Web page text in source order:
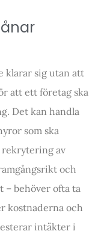
klarar sig utan att
att ett företag ska
Det kan handla
som ska
rekrytering av
och
– behöver ofta ta
kostnaderna och
intäkter i